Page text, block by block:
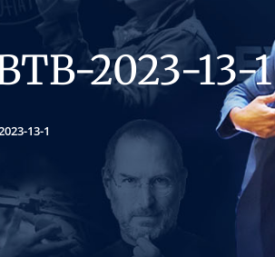
2023-13-1
13-1